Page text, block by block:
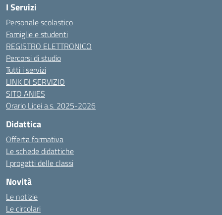
I Servizi
Personale scolastico
Famiglie e studenti
REGISTRO ELETTRONICO
Percorsi di studio
Tutti i servizi
LINK DI SERVIZIO
SITO ANIES
Orario Licei a.s. 2025-2026
Didattica
Offerta formativa
Le schede didattiche
I progetti delle classi
Novità
Le notizie
Le circolari